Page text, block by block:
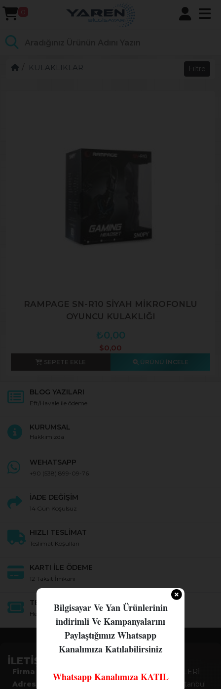
0
KULAKLIKLAR Filtre
RAMPAGE SN-R10 SİYAH MİKROFONLU
OYUNCU KULAKLIĞI
₺0,00
$0,00
SEPETE EKLE ÜRÜNÜ İNCELE
BLOG YAZILARI
Eft/Havale ile ödeme
KURUMSAL
Hakkımızda
WEHATSAPP
+90 (538) 899-09-76
İADE DEĞİŞİM
14 Gün Koşulsuz
HIZLI TESLİMAT
Teslimat Koşulları
KARTI İLE ÖDEME
12 Taksit İmkanı
TEKNİK DESTEK
Her Konuda Destek
İLETİŞİM
Firma :
YAREN BİLGİSAYAR BİLİŞİM TEKNOLOJİLERİ
Adres :
Yenigün Mah. 605.Sokak No:10 Bağcılar/İstanbul
Bilgisayar Ve Yan Ürünlerinin
indirimli Ve Kampanyalarını
Paylaştığımız Whatsapp
Kanalımıza Katılabilirsiniz
Whatsapp Kanalımıza KATIL